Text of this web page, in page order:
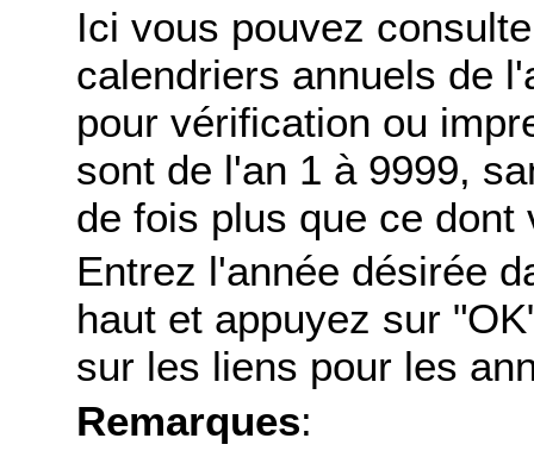
Ici vous pouvez
calendriers annuels de
pour vérification ou
sont de l'an 1 à 9999,
de fois plus que ce dont
Entrez l'année désirée
haut et appuyez sur
sur les liens pour les
Remarques: